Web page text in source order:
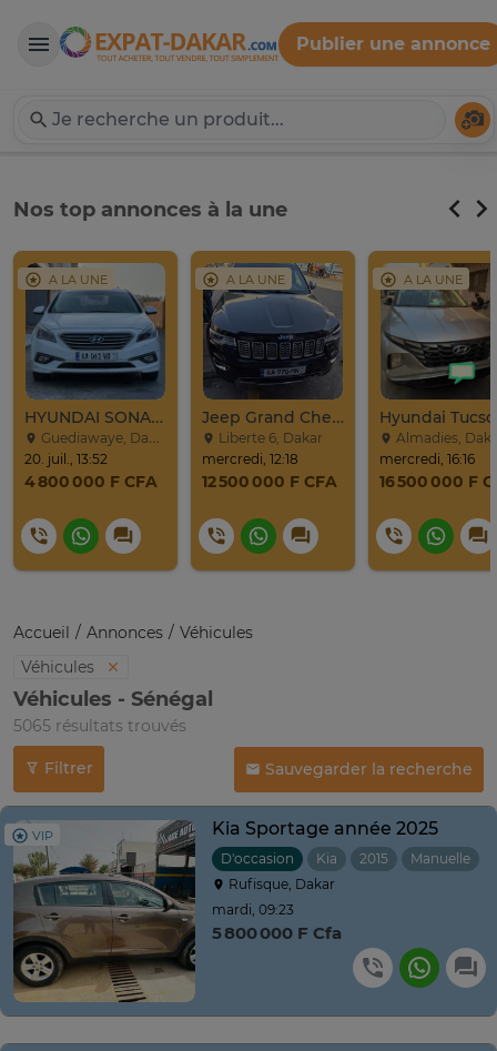
Expat-Dakar
Publier une annonce
Nos top annonces à la une
A LA UNE
HYUNDAI SONATA 2016
Guediawaye, Dakar
20. juil., 13:52
4 800 000 F CFA
A LA UNE
Jeep Grand Cherokee Overland 2019 À Vendre
Liberte 6, Dakar
mercredi, 12:18
12 500 000 F CFA
A LA UNE
Almadies,
mercredi, 16:16
16 500 000 F
Accueil Annonces
Véhicules
Véhicules
Véhicules - Sénégal
5065 résultats trouvés
Filtrer Sauvegarder la recherche
VIP Kia Sportage année 2025
D'occasion Kia 2015
Manuelle
Rufisque, Dakar
mardi, 09:23
5 800 000 F Cfa